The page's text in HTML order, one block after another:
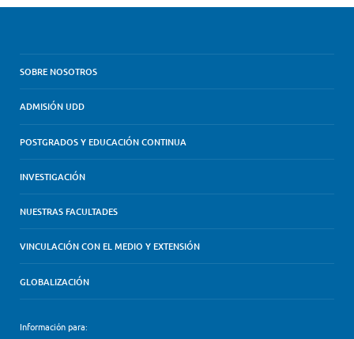
SOBRE NOSOTROS
ADMISIÓN UDD
POSTGRADOS Y EDUCACIÓN CONTINUA
INVESTIGACIÓN
NUESTRAS FACULTADES
VINCULACIÓN CON EL MEDIO Y EXTENSIÓN
GLOBALIZACIÓN
Información para: